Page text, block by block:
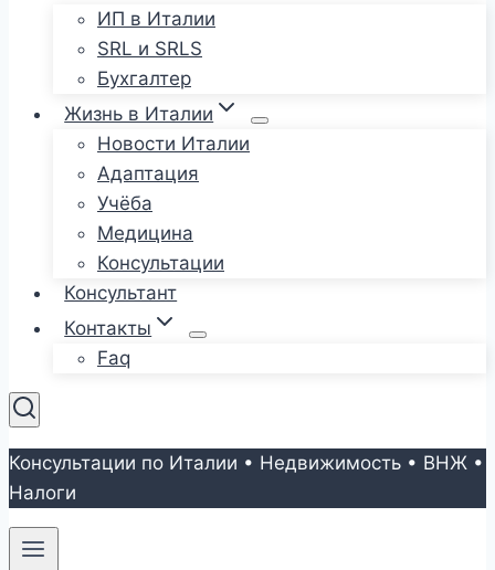
ИП в Италии
SRL и SRLS
Бухгалтер
Жизнь в Италии
Новости Италии
Адаптация
Учёба
Медицина
Консультации
Консультант
Контакты
Faq
Консультации по Италии • Недвижимость • ВНЖ •
Налоги